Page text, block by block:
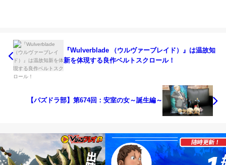
『Wulverblade （ウルヴァーブレイド）』は温故知
新を体現する良作ベルトスクロール！
【パズドラ部】第674回：安室の女～誕生編～